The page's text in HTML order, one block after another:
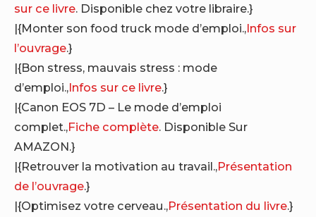
sur ce livre. Disponible chez votre libraire.}
|{Monter son food truck mode d’emploi.,Infos sur
l’ouvrage.}
|{Bon stress, mauvais stress : mode
d’emploi.,Infos sur ce livre.}
|{Canon EOS 7D – Le mode d’emploi
complet.,Fiche complète. Disponible Sur
AMAZON.}
|{Retrouver la motivation au travail.,Présentation
de l’ouvrage.}
|{Optimisez votre cerveau.,Présentation du livre.}